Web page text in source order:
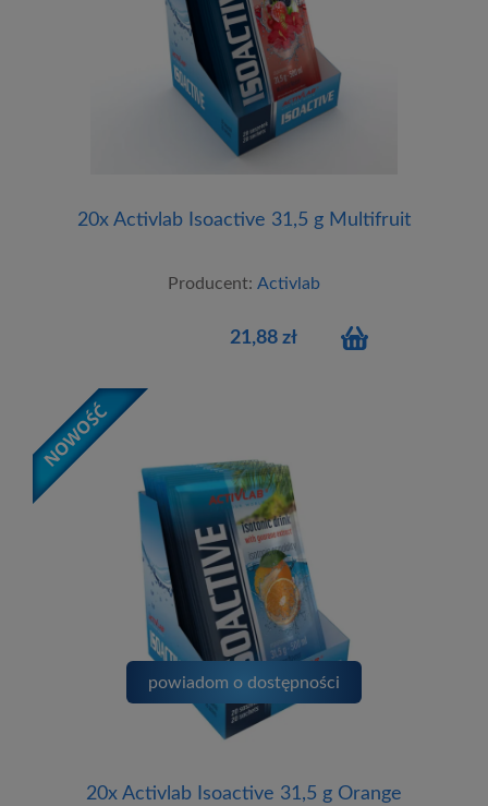
20x Activlab Isoactive 31,5 g Multifruit
Producent: Activlab
21,88 zł
20x Activlab Isoactive 31,5 g Orange
powiadom o dostępności